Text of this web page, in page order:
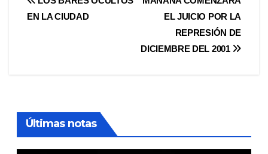
EL JUICIO POR LA
REPRESIÓN DE
DICIEMBRE DEL 2001
EN LA CIUDAD
Últimas notas